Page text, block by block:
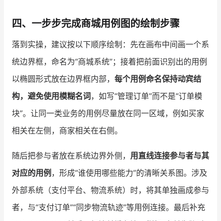
四、一步步完成商城用例图的绘制步骤
落到实操，建议按以下顺序绘制：先在画布中间画一个系
统边界框，命名为“商城系统”；接着把前面识别出的用例
以椭圆形式放在边界框内部， 每个用例命名保持动宾结
构，避免使用模糊名词 ，如写“管理订单”而不是“订单模
块”。让同一类业务的用例尽量放在同一区域，例如买家
相关在左侧，商家相关在右侧。
随后把参与者放在系统边界外侧， 用直线连接参与者与其
对应的用例 ，形成“谁使用哪些能力”的清晰关系图。涉及
外部系统（支付平台、物流系统）时，将其单独画成参与
者，与“支付订单”“同步物流轨迹”等用例连接。最后补充